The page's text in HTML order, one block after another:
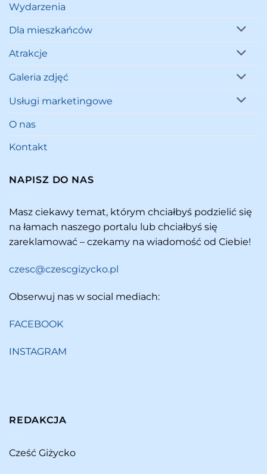
Wydarzenia
Dla mieszkańców
Atrakcje
Galeria zdjęć
Usługi marketingowe
O nas
Kontakt
NAPISZ DO NAS
Masz ciekawy temat, którym chciałbyś podzielić się
na łamach naszego portalu lub chciałbyś się
zareklamować – czekamy na wiadomość od Ciebie!
czesc@czescgizycko.pl
Obserwuj nas w social mediach:
FACEBOOK
INSTAGRAM
REDAKCJA
Cześć Giżycko